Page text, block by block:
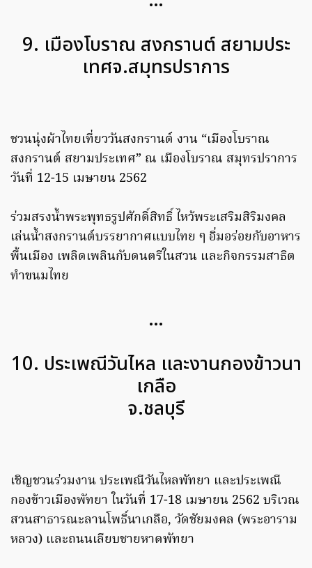
9. เมืองโบราณ สงกรานต์ สยามประ
เทศจ.สมุทรปราการ
ชวนนุ่งผ้าไทยเที่ยววันสงกรานต์ งาน “เมืองโบราณ
สงกรานต์ สยามประเทศ” ณ เมืองโบราณ สมุทรปราการ
วันที่ 12-15 เมษายน 2562
ร่วมสรงน้ำพระพุทธรูปศักดิ์สิทธิ์ ไหว้พระเสริมสิริมงคล
เล่นน้ำสงกรานต์บรรยากาศแบบไทย ๆ อิ่มอร่อยกับอาหาร
พื้นเมือง เพลิดเพลินกับดนตรีในสวน และกิจกรรมสาธิต
ทำขนมไทย
…
10. ประเพณีวันไหล และงานกองข้าวนา
เกลือ
จ.ชลบุรี
เชิญชวนร่วมงาน ประเพณีวันไหลพัทยา และประเพณี
กองข้าวเมืองพัทยา ในวันที่ 17-18 เมษายน 2562 บริเวณ
สวนสาธารณะลานโพธิ์นาเกลือ, วัดชัยมงคล (พระอาราม
หลวง) และถนนเลียบชายหาดพัทยา